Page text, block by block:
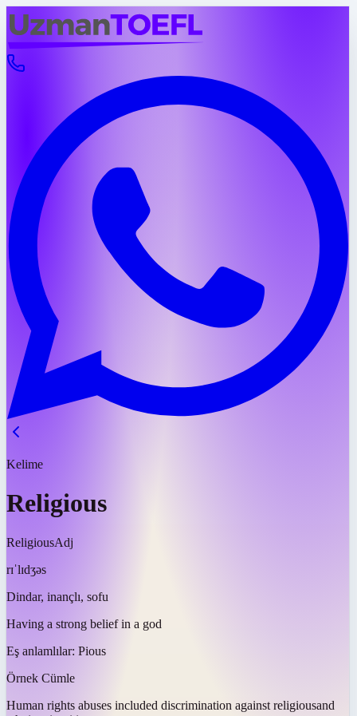
Kelime
Religious
ReligiousAdj
rɪˈlɪdʒəs
Dindar, inançlı, sofu
Having a strong belief in a god
Eş anlamlılar: Pious
Örnek Cümle
Human rights abuses included discrimination against religiousand